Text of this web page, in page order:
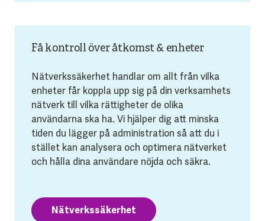
Få kontroll över åtkomst & enheter
Nätverkssäkerhet handlar om allt från vilka
enheter får koppla upp sig på din verksamhets
nätverk till vilka rättigheter de olika
användarna ska ha. Vi hjälper dig att minska
tiden du lägger på administration så att du i
stället kan analysera och optimera nätverket
och hålla dina användare nöjda och säkra.
Nätverkssäkerhet